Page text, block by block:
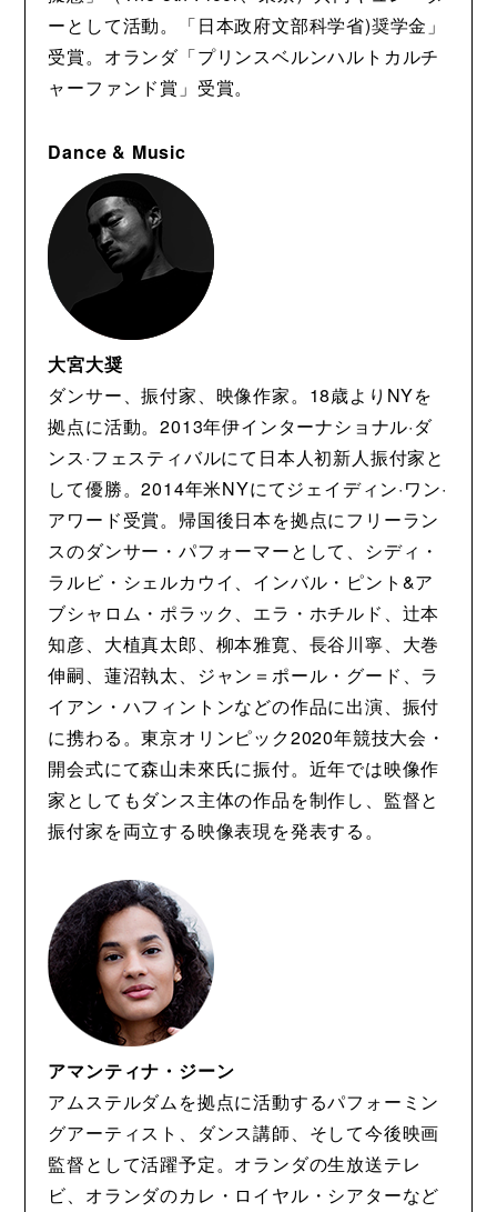
ーとして活動。「日本政府文部科学省)奨学金」
受賞。オランダ「プリンスベルンハルトカルチ
ャーファンド賞」受賞。
Dance & Music
大宮大奨
ダンサー、振付家、映像作家。18歳よりNYを
拠点に活動。2013年伊インターナショナル·ダ
ンス·フェスティバルにて日本人初新人振付家と
して優勝。2014年米NYにてジェイディン·ワン·
アワード受賞。帰国後日本を拠点にフリーラン
スのダンサー・パフォーマーとして、シディ・
ラルビ・シェルカウイ、インバル・ピント&ア
ブシャロム・ポラック、エラ・ホチルド、辻本
知彦、大植真太郎、柳本雅寛、長谷川寧、大巻
伸嗣、蓮沼執太、ジャン＝ポール・グード、ラ
イアン・ハフィントンなどの作品に出演、振付
に携わる。東京オリンピック2020年競技大会・
開会式にて森山未來氏に振付。近年では映像作
家としてもダンス主体の作品を制作し、監督と
振付家を両立する映像表現を発表する。
アマンティナ・ジーン
アムステルダムを拠点に活動するパフォーミン
グアーティスト、ダンス講師、そして今後映画
監督として活躍予定。オランダの生放送テレ
ビ、オランダのカレ・ロイヤル・シアターなど